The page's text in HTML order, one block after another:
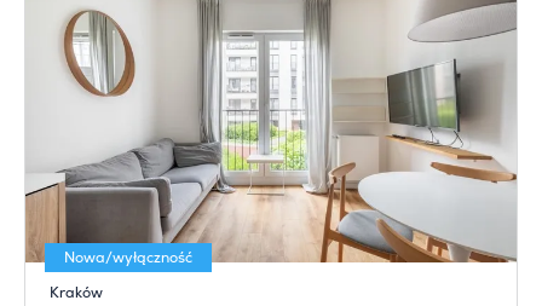
Nowa/wyłączność
Kraków